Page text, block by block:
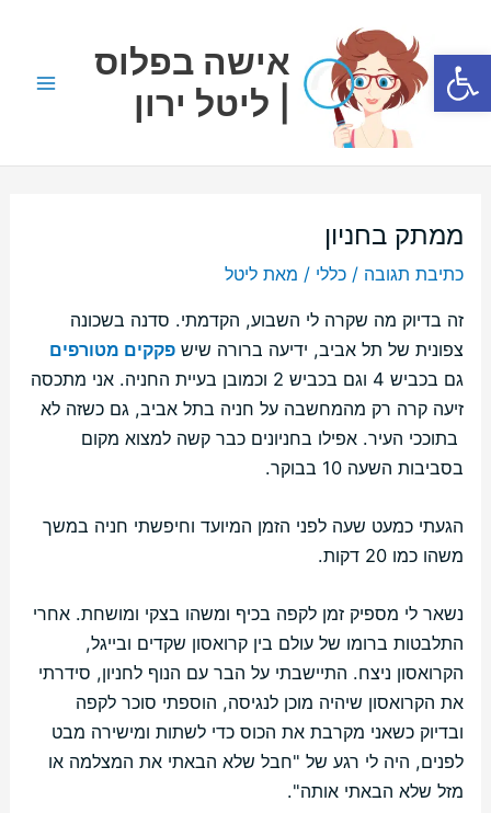
פתח סרגל נגישות
אישה בפלוס
| ליטל ירון
ממתק בחניון
כתיבת תגובה /כללי / מאתליטל
זה בדיוק מה שקרה לי השבוע, הקדמתי. סדנה בשכונה
צפונית של תל אביב, ידיעה ברורה שישפקקים מטורפים
גם בכביש 4 וגם בכביש 2 וכמובן בעיית החניה. אני מתכסה
זיעה קרה רק מהמחשבה על חניה בתל אביב, גם כשזה לא
בתוככי העיר. אפילו בחניונים כבר קשה למצוא מקום
בסביבות השעה 10 בבוקר.
הגעתי כמעט שעה לפני הזמן המיועד וחיפשתי חניה במשך
משהו כמו 20 דקות.
נשאר לי מספיק זמן לקפה בכיף ומשהו בצקי ומושחת. אחרי
התלבטות ברומו של עולם בין קרואסון שקדים ובייגל,
הקרואסון ניצח. התיישבתי על הבר עם הנוף לחניון, סידרתי
את הקרואסון שיהיה מוכן לנגיסה, הוספתי סוכר לקפה
ובדיוק כשאני מקרבת את הכוס כדי לשתות ומישירה מבט
לפנים, היה לי רגע של "חבל שלא הבאתי את המצלמה או
מזל שלא הבאתי אותה".